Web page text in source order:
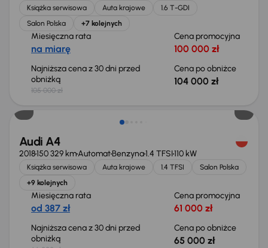
Książka serwisowa Auta krajowe
1.6 T-GDI
Salon Polska
+7 kolejnych
Miesięczna rata
na miarę
Cena promocyjna
100 000 zł
Najniższa cena z 30 dni przed
obniżką
105 000 zł
Cena po obniżce
104 000 zł
Taniej o 1 000 zł
Audi A4
2018150 329 kmAutomatBenzyna1.4 TFSI110 kW
Książka serwisowa Auta krajowe 1.4 TFSI
Salon Polska
+9 kolejnych
Miesięczna rata
od 387 zł
Cena promocyjna
61 000 zł
Najniższa cena z 30 dni przed
obniżką
Cena po obniżce
65 000 zł